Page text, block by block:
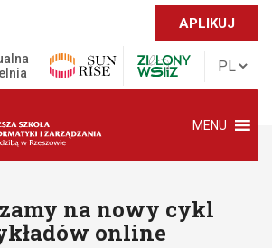
APLIKUJ
MENU
na nowy cykl
online